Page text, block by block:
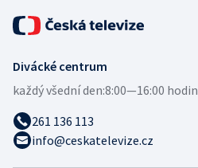
Divácké centrum
každý všední den:8:00—16:00 hodin
261 136 113
info@ceskatelevize.cz